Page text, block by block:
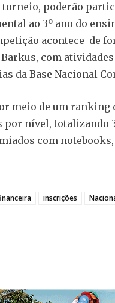
torneio, poderão
ao 3º ano do
acontece de
com atividades
da Base Nacional
meio de um ranking
por nível, totalizando
com
inscrições